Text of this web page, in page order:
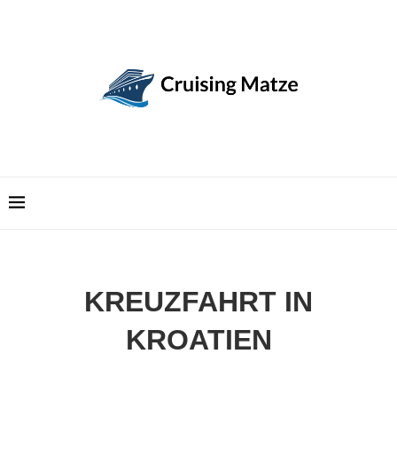
KREUZFAHRT IN
KROATIEN